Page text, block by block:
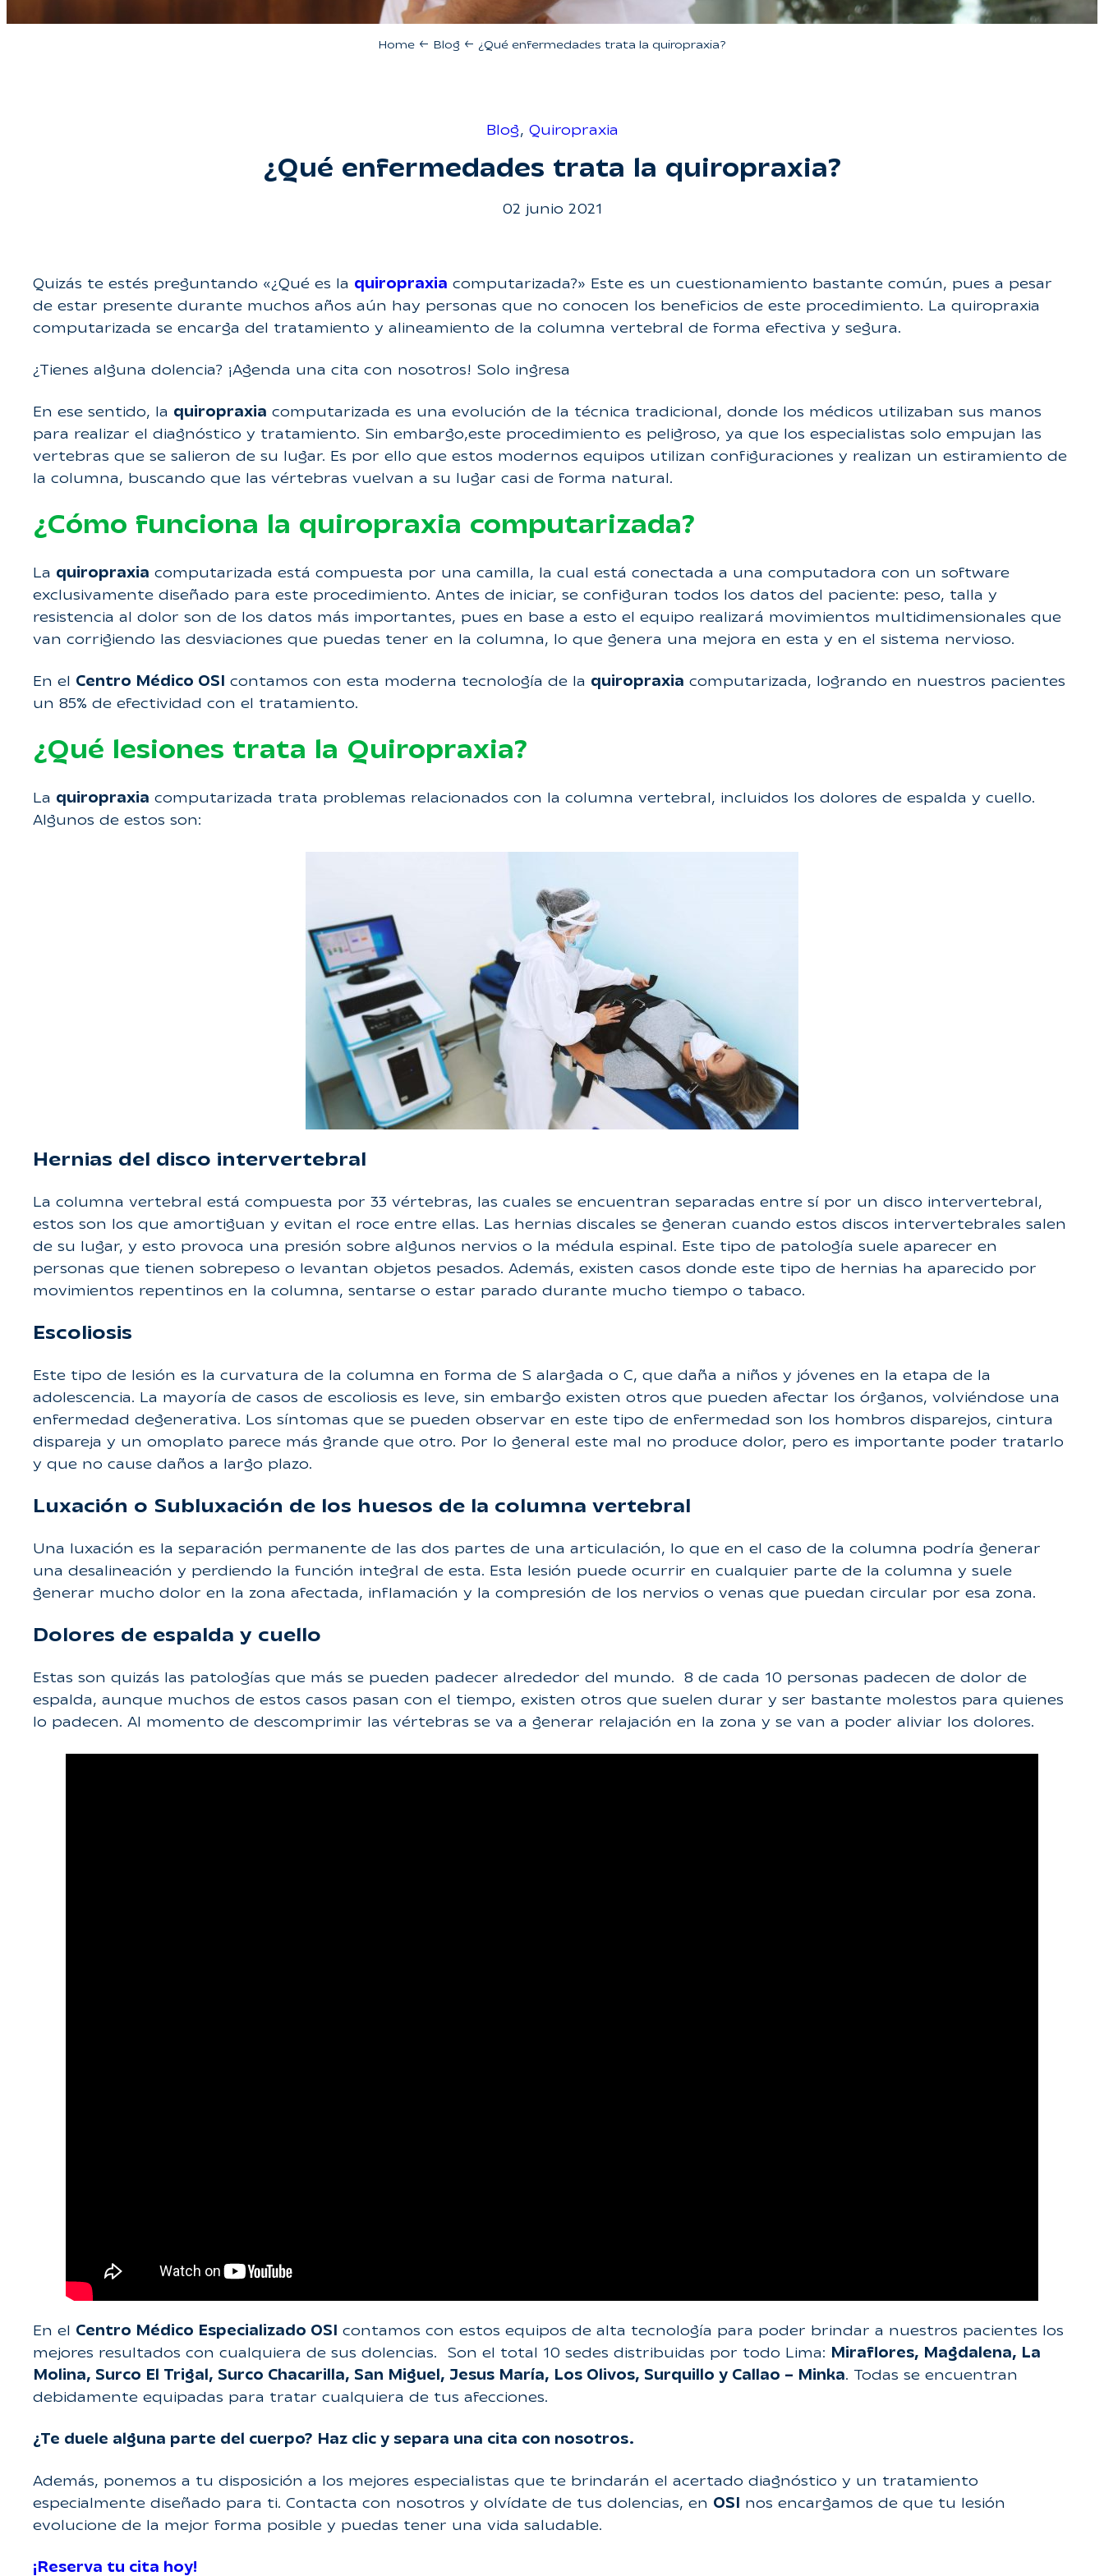
Home ← Blog ← ¿Qué enfermedades trata la quiropraxia?
Blog, Quiropraxia
¿Qué enfermedades trata la quiropraxia?
02 junio 2021
Quizás te estés preguntando «¿Qué es la quiropraxia computarizada?» Este es un cuestionamiento bastante común, pues a pesar
de estar presente durante muchos años aún hay personas que no conocen los beneficios de este procedimiento. La quiropraxia
computarizada se encarga del tratamiento y alineamiento de la columna vertebral de forma efectiva y segura.
¿Tienes alguna dolencia? ¡Agenda una cita con nosotros! Solo ingresa
En ese sentido, la quiropraxia computarizada es una evolución de la técnica tradicional, donde los médicos utilizaban sus manos
para realizar el diagnóstico y tratamiento. Sin embargo,este procedimiento es peligroso, ya que los especialistas solo empujan las
vertebras que se salieron de su lugar. Es por ello que estos modernos equipos utilizan configuraciones y realizan un estiramiento de
la columna, buscando que las vértebras vuelvan a su lugar casi de forma natural.
¿Cómo funciona la quiropraxia computarizada?
La quiropraxia computarizada está compuesta por una camilla, la cual está conectada a una computadora con un software
exclusivamente diseñado para este procedimiento. Antes de iniciar, se configuran todos los datos del paciente: peso, talla y
resistencia al dolor son de los datos más importantes, pues en base a esto el equipo realizará movimientos multidimensionales que
van corrigiendo las desviaciones que puedas tener en la columna, lo que genera una mejora en esta y en el sistema nervioso.
En el Centro Médico OSI contamos con esta moderna tecnología de la quiropraxia computarizada, logrando en nuestros pacientes
un 85% de efectividad con el tratamiento.
¿Qué lesiones trata la Quiropraxia?
La quiropraxia computarizada trata problemas relacionados con la columna vertebral, incluidos los dolores de espalda y cuello.
Algunos de estos son:
Hernias del disco intervertebral
La columna vertebral está compuesta por 33 vértebras, las cuales se encuentran separadas entre sí por un disco intervertebral,
estos son los que amortiguan y evitan el roce entre ellas. Las hernias discales se generan cuando estos discos intervertebrales salen
de su lugar, y esto provoca una presión sobre algunos nervios o la médula espinal. Este tipo de patología suele aparecer en
personas que tienen sobrepeso o levantan objetos pesados. Además, existen casos donde este tipo de hernias ha aparecido por
movimientos repentinos en la columna, sentarse o estar parado durante mucho tiempo o tabaco.
Escoliosis
Este tipo de lesión es la curvatura de la columna en forma de S alargada o C, que daña a niños y jóvenes en la etapa de la
adolescencia. La mayoría de casos de escoliosis es leve, sin embargo existen otros que pueden afectar los órganos, volviéndose una
enfermedad degenerativa. Los síntomas que se pueden observar en este tipo de enfermedad son los hombros disparejos, cintura
dispareja y un omoplato parece más grande que otro. Por lo general este mal no produce dolor, pero es importante poder tratarlo
y que no cause daños a largo plazo.
Luxación o Subluxación de los huesos de la columna vertebral
Una luxación es la separación permanente de las dos partes de una articulación, lo que en el caso de la columna podría generar
una desalineación y perdiendo la función integral de esta. Esta lesión puede ocurrir en cualquier parte de la columna y suele
generar mucho dolor en la zona afectada, inflamación y la compresión de los nervios o venas que puedan circular por esa zona.
Dolores de espalda y cuello
Estas son quizás las patologías que más se pueden padecer alrededor del mundo. 8 de cada 10 personas padecen de dolor de
espalda, aunque muchos de estos casos pasan con el tiempo, existen otros que suelen durar y ser bastante molestos para quienes
lo padecen. Al momento de descomprimir las vértebras se va a generar relajación en la zona y se van a poder aliviar los dolores.
En el Centro Médico Especializado OSI contamos con estos equipos de alta tecnología para poder brindar a nuestros pacientes los
mejores resultados con cualquiera de sus dolencias. Son el total 10 sedes distribuidas por todo Lima: Miraflores, Magdalena, La
Molina, Surco El Trigal, Surco Chacarilla, San Miguel, Jesus María, Los Olivos, Surquillo y Callao – Minka. Todas se encuentran
debidamente equipadas para tratar cualquiera de tus afecciones.
¿Te duele alguna parte del cuerpo? Haz clic y separa una cita con nosotros.
Además, ponemos a tu disposición a los mejores especialistas que te brindarán el acertado diagnóstico y un tratamiento
especialmente diseñado para ti. Contacta con nosotros y olvídate de tus dolencias, en OSI nos encargamos de que tu lesión
evolucione de la mejor forma posible y puedas tener una vida saludable.
¡Reserva tu cita hoy!